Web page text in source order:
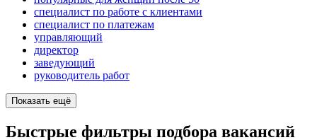
специалист по работе с клиентами
специалист по платежам
управляющий
директор
заведующий
руководитель работ
Показать ещё
Быстрые фильтры подбора вакансий